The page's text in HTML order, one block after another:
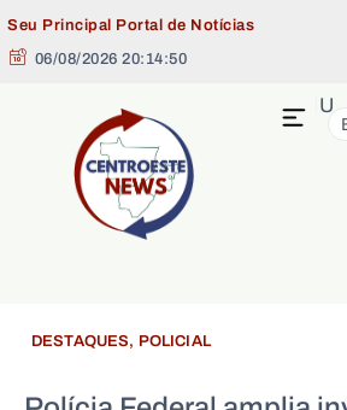
Seu Principal Portal de Notícias
06/08/2026 20:14:51
MENU
DESTAQUES, POLICIAL